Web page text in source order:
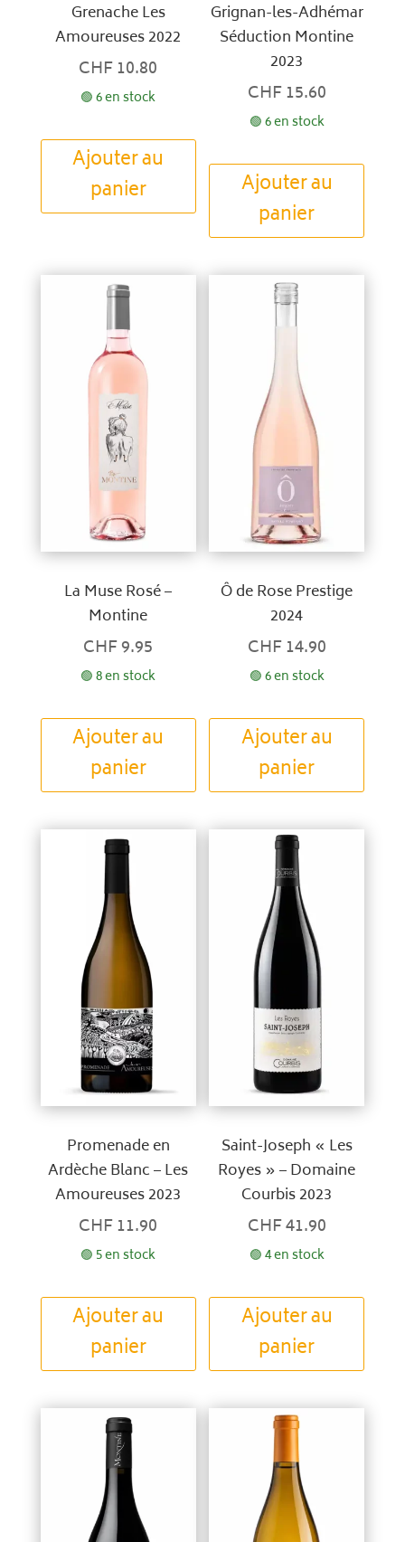
Grenache Les
Amoureuses 2022
CHF10.80
🟢 6 en stock
Ajouter au
panier
Grignan-les-Adhémar
Séduction Montine
2023
CHF15.60
🟢 6 en stock
Ajouter au
panier
La Muse Rosé –
Montine
CHF9.95
🟢 8 en stock
Ajouter au
panier
Ô de Rose Prestige
2024
CHF14.90
🟢 6 en stock
Ajouter au
panier
Promenade en
Ardèche Blanc – Les
Amoureuses 2023
CHF11.90
🟢 5 en stock
Ajouter au
panier
Saint-Joseph « Les
Royes » – Domaine
Courbis 2023
CHF41.90
🟢 4 en stock
Ajouter au
panier